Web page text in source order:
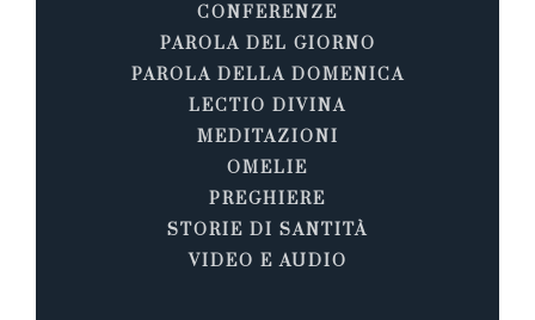
CONFERENZE
PAROLA DEL GIORNO
PAROLA DELLA DOMENICA
LECTIO DIVINA
MEDITAZIONI
OMELIE
PREGHIERE
STORIE DI SANTITÀ
VIDEO E AUDIO